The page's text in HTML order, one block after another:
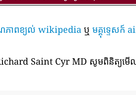
ភាពខ្យល់ wikipediaឬ មគ្គុទ្ទេស
Saint Cyr MD សូមពិនិត្យមើ